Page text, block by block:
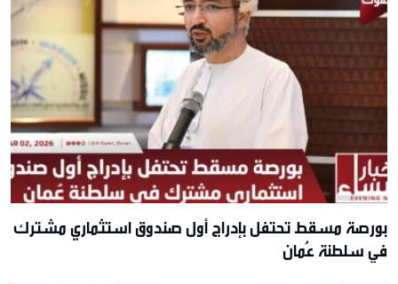
بورصة مسقط تحتفل بإدراج أول صندوق استثماري مشترك
في سلطنة عُمان